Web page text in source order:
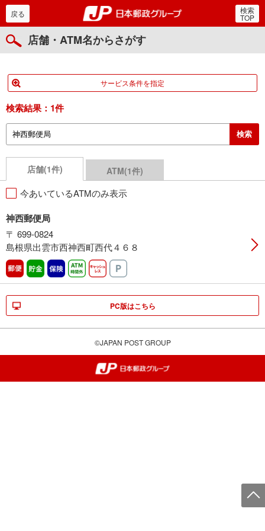
郵便局・日本郵政グルー
戻る 検索
TOP
店舗・ATM名からさがす
サービス条件を指定
検索結果： 1件
店舗(1件) ATM(1件)
今あいているATMのみ表示
神西郵便局
〒 699-0824
島根県出雲市西神西町西代４６８
郵便 貯金 保険 ATM時間外キャッシュレス
PC版はこちら
©JAPAN POST GROUP